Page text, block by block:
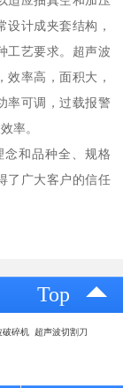
计成夹套结构，
工艺要求。超声波
率高，面积大，
率可调，过载报警
率。
和品种全、规格
了广大客户的信任
Top
碎机 超声波切割刀